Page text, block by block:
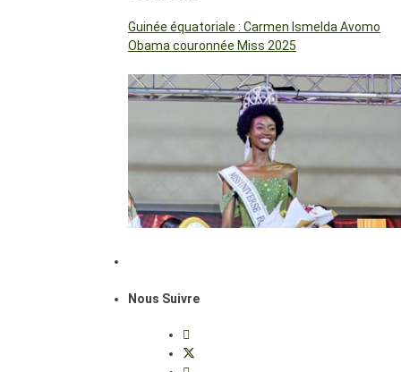
Guinée équatoriale : Carmen Ismelda Avomo
Obama couronnée Miss 2025
Nous Suivre